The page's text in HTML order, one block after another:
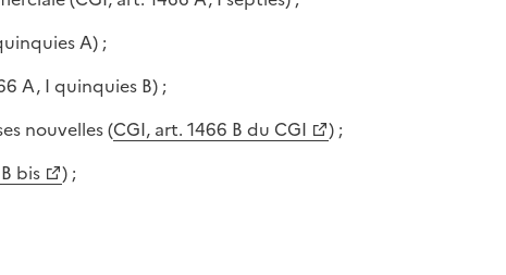
A) ;
A, I quinquies B) ;
nouvelles (CGI, art. 1466 B du CGI
) ;
bis
) ;